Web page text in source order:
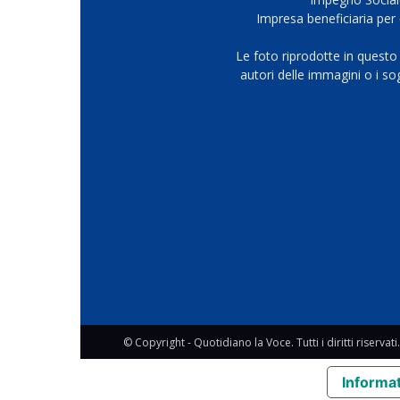
Impresa beneficiaria
Le foto riprodotte in
autori delle immagini o i
© Copyright - Quotidiano la Voce. Tutti i diritti riservati.